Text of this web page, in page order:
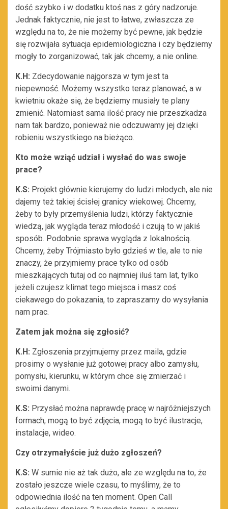
dość szybko i w dodatku ktoś nas z góry nadzoruje.
Jednak faktycznie, nie jest to łatwe, zwłaszcza ze
względu na to, że nie możemy być pewne, jak będzie
się rozwijała sytuacja epidemiologiczna i czy będziemy
mogły to zorganizować, tak jak chcemy, a nie online.
K.H: Zdecydowanie najgorsza w tym jest ta
niepewność. Możemy wszystko teraz planować, a w
kwietniu okaże się, że będziemy musiały te plany
zmienić. Natomiast sama ilość pracy nie przeszkadza
nam tak bardzo, ponieważ nie odczuwamy jej dzięki
robieniu wszystkiego na bieżąco.
Kto może wziąć udział i wysłać do was swoje
prace?
K.S: Projekt głównie kierujemy do ludzi młodych, ale nie
dajemy też takiej ścisłej granicy wiekowej. Chcemy,
żeby to były przemyślenia ludzi, którzy faktycznie
wiedzą, jak wygląda teraz młodość i czują to w jakiś
sposób. Podobnie sprawa wygląda z lokalnością.
Chcemy, żeby Trójmiasto było gdzieś w tle, ale to nie
znaczy, że przyjmiemy prace tylko od osób
mieszkających tutaj od co najmniej iluś tam lat, tylko
jeżeli czujesz klimat tego miejsca i masz coś
ciekawego do pokazania, to zapraszamy do wysyłania
nam prac.
Zatem jak można się zgłosić?
K.H: Zgłoszenia przyjmujemy przez maila, gdzie
prosimy o wysłanie już gotowej pracy albo zamysłu,
pomysłu, kierunku, w którym chce się zmierzać i
swoimi danymi.
K.S: Przysłać można naprawdę pracę w najróżniejszych
formach, mogą to być zdjęcia, mogą to być ilustracje,
instalacje, wideo.
Czy otrzymałyście już dużo zgłoszeń?
K.S: W sumie nie aż tak dużo, ale ze względu na to, że
zostało jeszcze wiele czasu, to myślimy, że to
odpowiednia ilość na ten moment. Open Call